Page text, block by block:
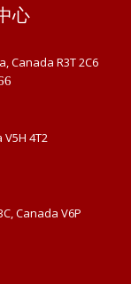
心
Canada R3T 2C6
4T2
Canada V6P